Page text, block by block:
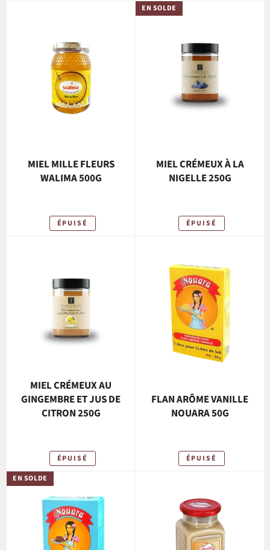
MIEL MILLE FLEURS
WALIMA 500G
ÉPUISÉ
MIEL CRÉMEUX À LA
NIGELLE 250G
EN SOLDE
ÉPUISÉ
MIEL CRÉMEUX AU
GINGEMBRE ET JUS DE
CITRON 250G
ÉPUISÉ
FLAN ARÔME VANILLE
NOUARA 50G
ÉPUISÉ
EN SOLDE